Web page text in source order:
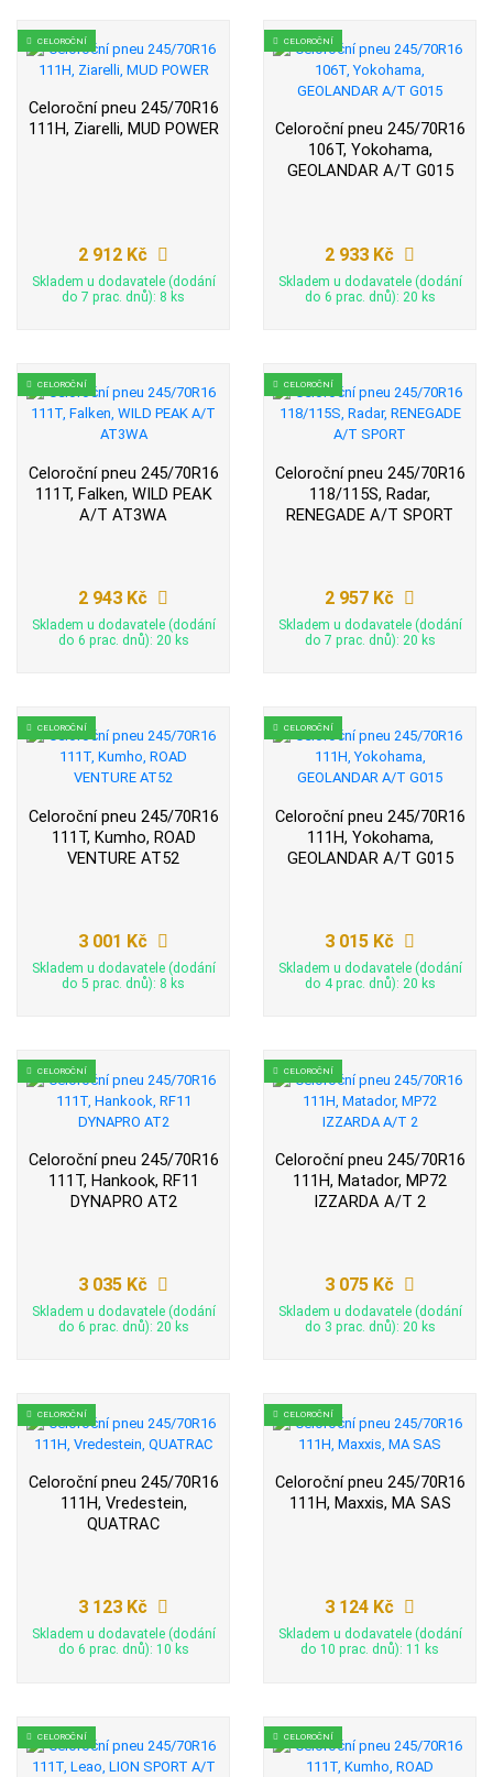
CELOROČNÍ
Celoroční pneu 245/70R16
111H, Ziarelli, MUD POWER
2 912 Kč
Skladem u dodavatele (dodání
do 7 prac. dnů): 8 ks
CELOROČNÍ
Celoroční pneu 245/70R16
106T, Yokohama,
GEOLANDAR A/T G015
2 933 Kč
Skladem u dodavatele (dodání
do 6 prac. dnů): 20 ks
CELOROČNÍ
Celoroční pneu 245/70R16
111T, Falken, WILD PEAK
A/T AT3WA
2 943 Kč
Skladem u dodavatele (dodání
do 6 prac. dnů): 20 ks
CELOROČNÍ
Celoroční pneu 245/70R16
118/115S, Radar,
RENEGADE A/T SPORT
2 957 Kč
Skladem u dodavatele (dodání
do 7 prac. dnů): 20 ks
CELOROČNÍ
Celoroční pneu 245/70R16
111T, Kumho, ROAD
VENTURE AT52
3 001 Kč
Skladem u dodavatele (dodání
do 5 prac. dnů): 8 ks
CELOROČNÍ
Celoroční pneu 245/70R16
111H, Yokohama,
GEOLANDAR A/T G015
3 015 Kč
Skladem u dodavatele (dodání
do 4 prac. dnů): 20 ks
CELOROČNÍ
Celoroční pneu 245/70R16
111T, Hankook, RF11
DYNAPRO AT2
3 035 Kč
Skladem u dodavatele (dodání
do 6 prac. dnů): 20 ks
CELOROČNÍ
Celoroční pneu 245/70R16
111H, Matador, MP72
IZZARDA A/T 2
3 075 Kč
Skladem u dodavatele (dodání
do 3 prac. dnů): 20 ks
CELOROČNÍ
Celoroční pneu 245/70R16
111H, Vredestein,
QUATRAC
3 123 Kč
Skladem u dodavatele (dodání
do 6 prac. dnů): 10 ks
CELOROČNÍ
Celoroční pneu 245/70R16
111H, Maxxis, MA SAS
3 124 Kč
Skladem u dodavatele (dodání
do 10 prac. dnů): 11 ks
CELOROČNÍ CELOROČNÍ